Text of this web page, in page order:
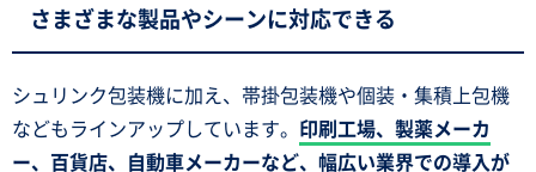
さまざまな製品やシーンに対応できる
シュリンク包装機に加え、帯掛包装機や個装・集積上包機
などもラインアップしています。 印刷工場、製薬メーカ
ー、百貨店、自動車メーカーなど、幅広い業界での導入が